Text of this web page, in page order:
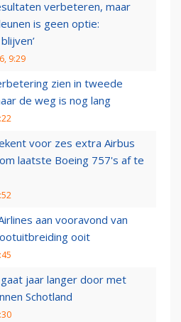
verbeteren, maar
is geen optie:
9:29
zien in tweede
de weg is nog lang
voor zes extra Airbus
laatste Boeing 757's af te
aan vooravond van
ooit
gaat jaar langer door met
Schotland